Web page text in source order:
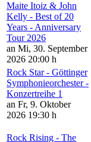
Maite Itoiz & John
Kelly - Best of 20
Years - Anniversary
Tour 2026
an Mi, 30. September
2026 20:00 h
Rock Star - Göttinger
Symphonieorchester -
Konzertreihe 1
an Fr, 9. Oktober
2026 19:30 h
Rock Rising - The